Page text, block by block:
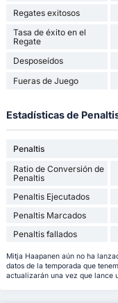
Regates exitosos
Tasa de éxito en el
Regate
Desposeídos
Fueras de Juego
Estadísticas de
Penaltis
Ratio de Conversión de
Penaltis
Penaltis Ejecutados
Penaltis Marcados
Penaltis fallados
Mitja Haapanen aún no ha
datos de la temporada que
actualizarán una vez que lance